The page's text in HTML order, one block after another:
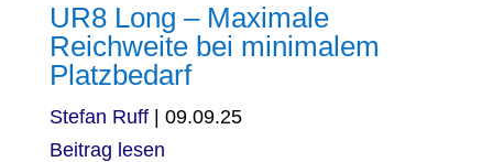
UR8 Long – Maximale
Reichweite bei minimalem
Platzbedarf
Stefan Ruff
09.09.25
Beitrag lesen